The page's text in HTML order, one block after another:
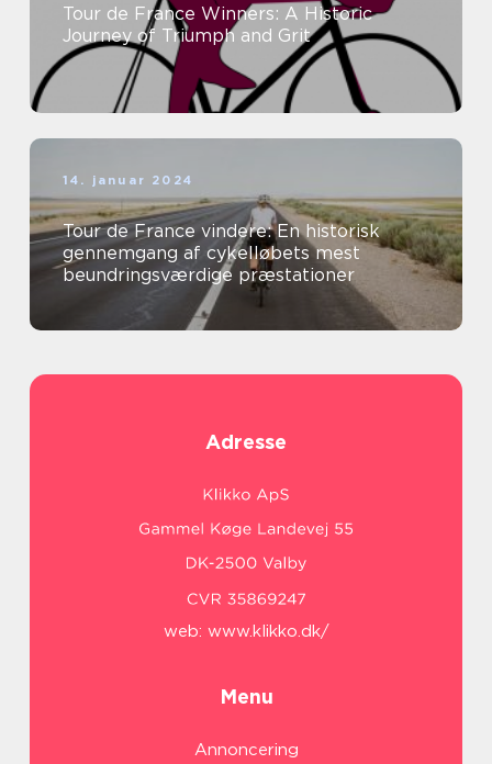
Tour de France Winners: A Historic
Journey of Triumph and Grit
14. januar 2024
Tour de France vindere: En historisk
gennemgang af cykelløbets mest
beundringsværdige præstationer
Adresse
web: www.klikko.dk/
Menu
Annoncering